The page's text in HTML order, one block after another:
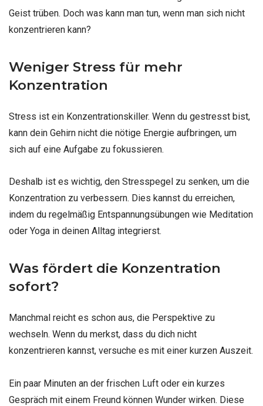
Geist trüben. Doch was kann man tun, wenn man sich nicht
konzentrieren kann?
Weniger Stress für mehr
Konzentration
Stress ist ein Konzentrationskiller. Wenn du gestresst bist,
kann dein Gehirn nicht die nötige Energie aufbringen, um
sich auf eine Aufgabe zu fokussieren.
Deshalb ist es wichtig, den Stresspegel zu senken, um die
Konzentration zu verbessern. Dies kannst du erreichen,
indem du regelmäßig Entspannungsübungen wie Meditation
oder Yoga in deinen Alltag integrierst.
Was fördert die Konzentration
sofort?
Manchmal reicht es schon aus, die Perspektive zu
wechseln. Wenn du merkst, dass du dich nicht
konzentrieren kannst, versuche es mit einer kurzen Auszeit.
Ein paar Minuten an der frischen Luft oder ein kurzes
Gespräch mit einem Freund können Wunder wirken. Diese